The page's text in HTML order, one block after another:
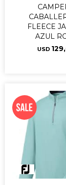
FLEECE
AZUL
USD